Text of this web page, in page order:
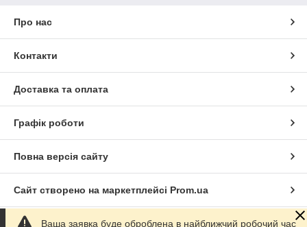
Про нас
Контакти
Доставка та оплата
Графік роботи
Повна версія сайту
Сайт створено на маркетплейсі Prom.ua
Політика конфіденційності
Ваша заявка буде оброблена в найближчий робочий час